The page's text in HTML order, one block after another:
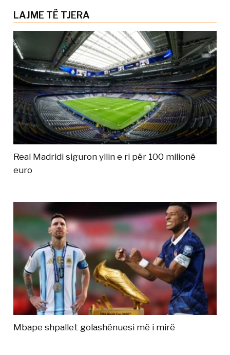
LAJME TË TJERA
Real Madridi siguron yllin e ri për 100 milionë
euro
Mbape shpallet golashënuesi më i mirë